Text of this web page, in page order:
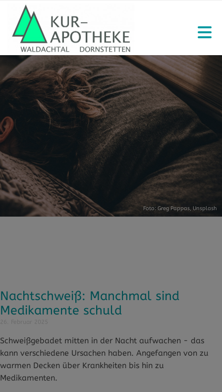
Foto: Greg Pappas, Unsplash
Nachtschweiß: Manchmal sind
Medikamente schuld
Schweißgebadet mitten in der Nacht aufwachen - das
kann verschiedene Ursachen haben. Angefangen von zu
warmen Decken über Krankheiten bis hin zu
Medikamenten.